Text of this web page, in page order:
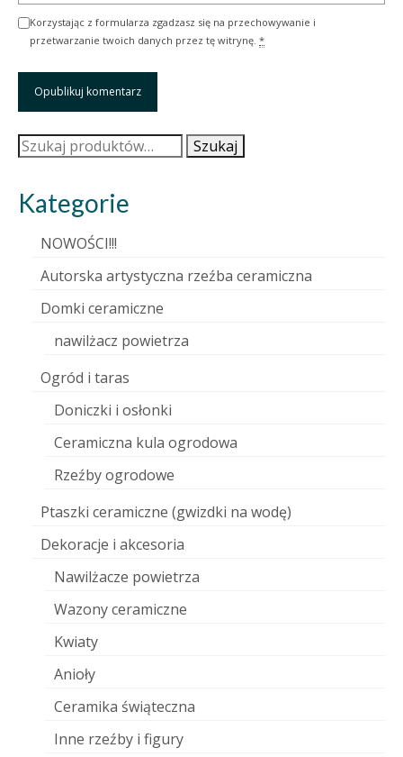
Korzystając z formularza zgadzasz się na przechowywanie i
przetwarzanie twoich danych przez tę witrynę. *
Szukaj: Szukaj
Kategorie
NOWOŚCI!!!
Autorska artystyczna rzeźba ceramiczna
Domki ceramiczne
nawilżacz powietrza
Ogród i taras
Doniczki i osłonki
Ceramiczna kula ogrodowa
Rzeźby ogrodowe
Ptaszki ceramiczne (gwizdki na wodę)
Dekoracje i akcesoria
Nawilżacze powietrza
Wazony ceramiczne
Kwiaty
Anioły
Ceramika świąteczna
Inne rzeźby i figury